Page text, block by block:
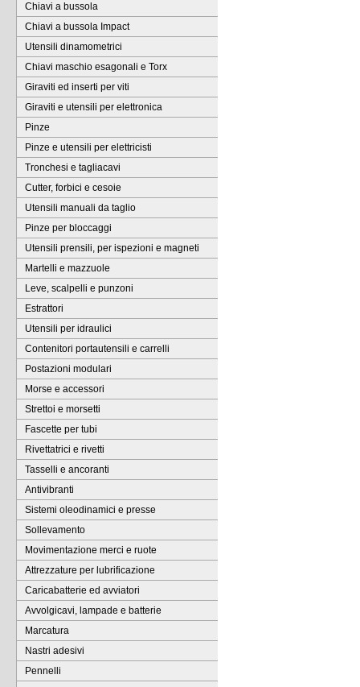
Chiavi a bussola
Chiavi a bussola Impact
Utensili dinamometrici
Chiavi maschio esagonali e Torx
Giraviti ed inserti per viti
Giraviti e utensili per elettronica
Pinze
Pinze e utensili per elettricisti
Tronchesi e tagliacavi
Cutter, forbici e cesoie
Utensili manuali da taglio
Pinze per bloccaggi
Utensili prensili, per ispezioni e magneti
Martelli e mazzuole
Leve, scalpelli e punzoni
Estrattori
Utensili per idraulici
Contenitori portautensili e carrelli
Postazioni modulari
Morse e accessori
Strettoi e morsetti
Fascette per tubi
Rivettatrici e rivetti
Tasselli e ancoranti
Antivibranti
Sistemi oleodinamici e presse
Sollevamento
Movimentazione merci e ruote
Attrezzature per lubrificazione
Caricabatterie ed avviatori
Avvolgicavi, lampade e batterie
Marcatura
Nastri adesivi
Pennelli